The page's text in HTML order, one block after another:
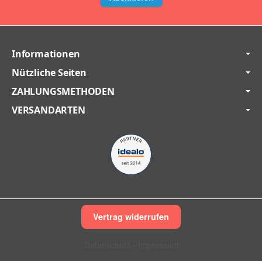
Informationen
Nützliche Seiten
ZAHLUNGSMETHODEN
VERSANDARTEN
Vertrag widerrufen